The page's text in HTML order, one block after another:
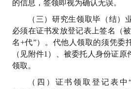
的信息，签领即视为确认无误。
（三）研究生领取毕（结）
必须在证书发放登记表上签名（
名+代”）。代他人领取的须凭委
（见附件1）、被委托人身份证
领取。
（四）证书领取登记表